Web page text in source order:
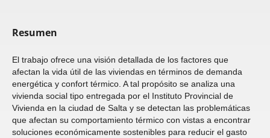
Resumen
El trabajo ofrece una visión detallada de los factores que
afectan la vida útil de las viviendas en términos de demanda
energética y confort térmico. A tal propósito se analiza una
vivienda social tipo entregada por el Instituto Provincial de
Vivienda en la ciudad de Salta y se detectan las problemáticas
que afectan su comportamiento térmico con vistas a encontrar
soluciones económicamente sostenibles para reducir el gasto